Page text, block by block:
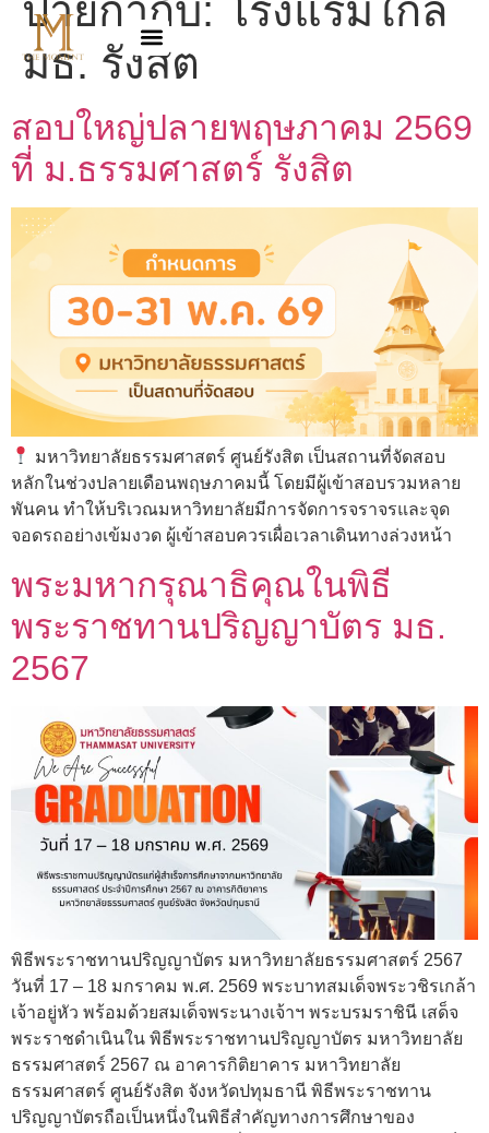
ป้ายกำกับ: โรงแรมใกล้
มธ. รังสิต
สอบใหญ่ปลายพฤษภาคม 2569
ที่ ม.ธรรมศาสตร์ รังสิต
มหาวิทยาลัยธรรมศาสตร์ ศูนย์รังสิต เป็นสถานที่จัดสอบ
หลักในช่วงปลายเดือนพฤษภาคมนี้ โดยมีผู้เข้าสอบรวมหลาย
พันคน ทำให้บริเวณมหาวิทยาลัยมีการจัดการจราจรและจุด
จอดรถอย่างเข้มงวด ผู้เข้าสอบควรเผื่อเวลาเดินทางล่วงหน้า
พระมหากรุณาธิคุณในพิธี
พระราชทานปริญญาบัตร มธ.
2567
พิธีพระราชทานปริญญาบัตร มหาวิทยาลัยธรรมศาสตร์ 2567
วันที่ 17 – 18 มกราคม พ.ศ. 2569 พระบาทสมเด็จพระวชิรเกล้า
เจ้าอยู่หัว พร้อมด้วยสมเด็จพระนางเจ้าฯ พระบรมราชินี เสด็จ
พระราชดำเนินใน พิธีพระราชทานปริญญาบัตร มหาวิทยาลัย
ธรรมศาสตร์ 2567 ณ อาคารกิติยาคาร มหาวิทยาลัย
ธรรมศาสตร์ ศูนย์รังสิต จังหวัดปทุมธานี พิธีพระราชทาน
ปริญญาบัตรถือเป็นหนึ่งในพิธีสำคัญทางการศึกษาของ